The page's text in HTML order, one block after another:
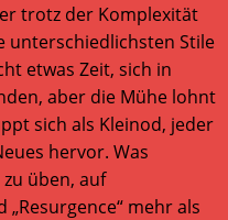
trotz der Komplexität
unterschiedlichsten Stile
etwas Zeit, sich in
aber die Mühe lohnt
sich als Kleinod, jeder
hervor. Was
üben, auf
mehr als